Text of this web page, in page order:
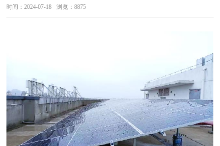
一级能源计量指以公司、总厂（或分厂）为核算单位而进行的能源管理计
时间：2024-07-18 浏览：8875